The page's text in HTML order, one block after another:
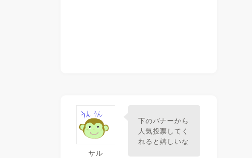
サル
下のバナーから
人気投票してく
れると嬉しいな